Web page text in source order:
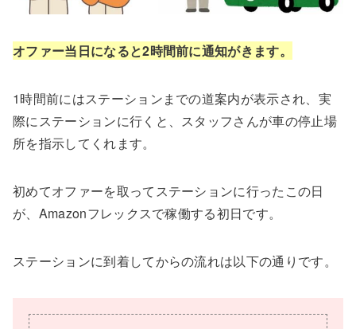
オファー当日になると2時間前に通知がきます。
1時間前にはステーションまでの道案内が表示され、実
際にステーションに行くと、スタッフさんが車の停止場
所を指示してくれます。
初めてオファーを取ってステーションに行ったこの日
が、Amazonフレックスで稼働する初日です。
ステーションに到着してからの流れは以下の通りです。